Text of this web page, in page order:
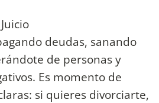
deudas, sanando
de personas y
Es momento de
si quieres divorciarte,